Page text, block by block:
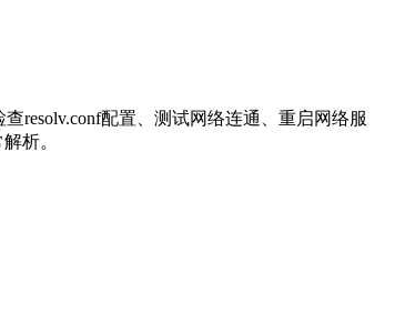
resolv.conf配置、测试网络连通、重启网络服
析。